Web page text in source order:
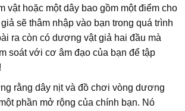
vật hoặc một dây bao gồm một điểm cho
sẽ thâm nhập vào bạn trong quá trình
ra còn có dương vật giả hai đầu mà
soát với cơ âm đạo của bạn để tập
rằng dây nịt và đồ chơi vòng dương
phần mở rộng của chính bạn. Nó